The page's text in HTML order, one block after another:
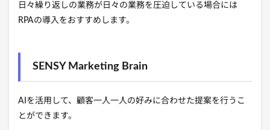
日々繰り返しの業務が日々の業務を圧迫している場合には
RPAの導入をおすすめします。
SENSY Marketing Brain
AIを活用して、顧客一人一人の好みに合わせた提案を行うこ
とができます。